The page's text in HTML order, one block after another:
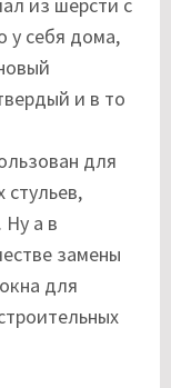
у себя дома,
и в то
для
стульев,
а в
замены
для